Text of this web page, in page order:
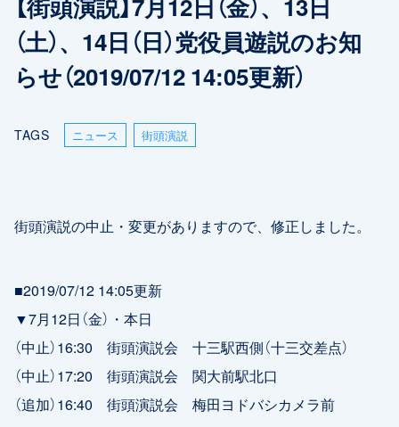
（土）、14日（日）党役員遊説のお知
らせ（2019/07/12 14:05更新）
TAGS ニュース 街頭演説
街頭演説の中止・変更がありますので、修正しました。
■2019/07/12 14:05更新
▼7月12日（金）・本日
（中止）16:30 街頭演説会 十三駅西側（十三交差点）
（中止）17:20 街頭演説会 関大前駅北口
（追加）16:40 街頭演説会 梅田ヨドバシカメラ前